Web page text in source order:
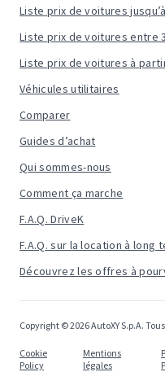
Liste prix de voitures
Liste prix de voitures entre
Liste prix de voitures à
Véhicules utilitaires
Comparer
Guides d’achat
Qui sommes-nous
Comment ça marche
F.A.Q. DriveK
F.A.Q. sur la location à long
Découvrez les offres à
Copyright © 2026 AutoXY S.p.A.
Cookie
Policy
Mentions
légales